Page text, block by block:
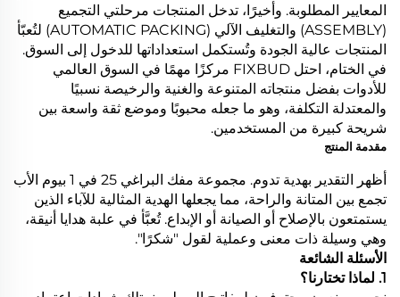
المعايير المطلوبة. وأخيرًا، تدخل المنتجات مرحلتي التجميع
(ASSEMBLY) والتغليف الآلي (AUTOMATIC PACKING) لتُعبّأ
المنتجات عالية الجودة وتُستكمل استعداداتها للدخول إلى السوق.
في الختام، احتل FIXBUD مركزًا مهمًا في السوق العالمي
للأدوات بفضل منتجاته المتنوعة والغنية والرخيصة نسبيًا
والمعتدلة التكلفة، وهو ما جعله محبوبًا وموضع ثقة واسعة بين
شريحة كبيرة من المستخدمين.
مقدمة المنتج
أظهر التقدير بهدية تدوم. مجموعة مفك البراغي 25 في 1 بيوم الأب
تجمع بين المتانة والراحة، مما يجعلها الهدية المثالية للآباء الذين
يستمتعون بالإصلاح أو الصيانة أو الإبداع. تُعبَّأ في علبة هدايا أنيقة،
وهي وسيلة ذات معنى وعملية لقول "شكرًا".
الأسئلة الشائعة
1. لماذا تختارنا؟